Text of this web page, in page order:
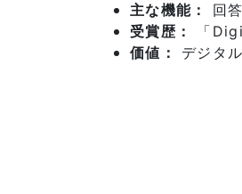
主な機能：
回
受賞歴：
「
価値：
デジタ